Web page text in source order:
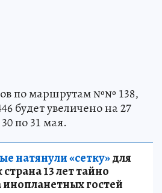
по маршрутам №№ 138,
будет увеличено на 27
по 31 мая.
натянули «сетку»для
13 лет тайно
инопланетных гостей